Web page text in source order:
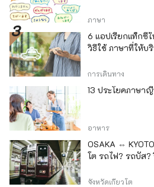
ภาษา
6 แอปเรียกแท็กซี่
วิธีใช้ ภาษาที่ให้บ
การเดินทาง
13 ประโยคภาษ
อาหาร
OSAKA ⇔
โต รถไฟ? รถบัส?
จังหวัดเกียวโต